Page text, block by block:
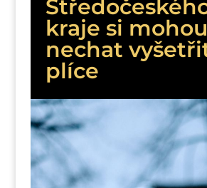
kraje si mohou
nechat
plíce